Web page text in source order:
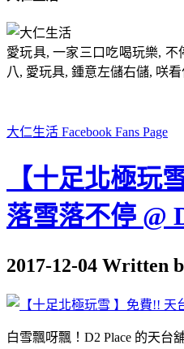
愛玩具, 一家三口吃喝玩樂,
八, 愛玩具, 鍾意左儲右儲, 咲
大仁生活 Facebook Fans Page
【十足北極玩
落雪落不停 @
2017-12-04 Written
白雪飄呀飄！D2 Place 的天台